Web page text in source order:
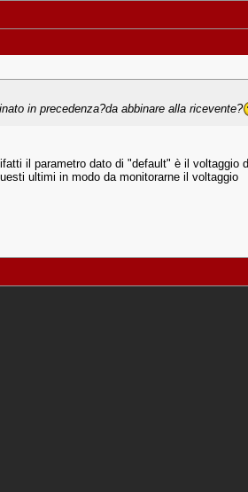
in precedenza?da abbinare alla ricevente?
il parametro dato di "default" è il
ultimi in modo da monitorarne il voltaggio